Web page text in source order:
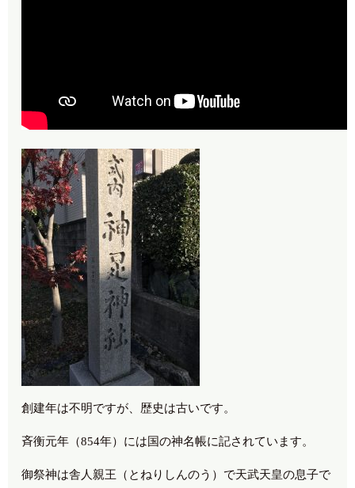
創建年は不明ですが、歴史は古いです。
斉衡元年（854年）には国の神名帳に記されています。
御祭神は舎人親王（とねりしんのう）で天武天皇の息子で